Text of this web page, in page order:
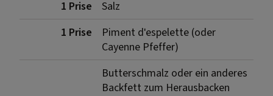
1 Prise
Salz
1 Prise
Piment d'espelette (oder
Cayenne Pfeffer)
Butterschmalz oder ein anderes
Backfett zum Herausbacken